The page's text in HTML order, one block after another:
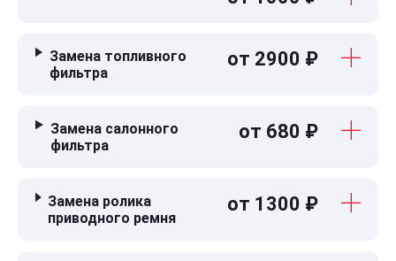
Замена топливного
фильтра
от 2900 ₽
Замена салонного
фильтра
от 680 ₽
Замена ролика
приводного ремня
от 1300 ₽